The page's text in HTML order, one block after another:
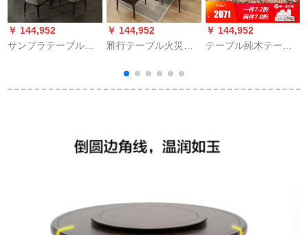
￥ 144,952
サンプラテーブル北
プロモーダ式軽い贅
￥ 144,952
雅行テーブル火災石
ンの家具の四角形が
円形に切り替わりま
きます。
￥ 144,952
テーブル純木テーブ
05.1.3 mテーブル4椅